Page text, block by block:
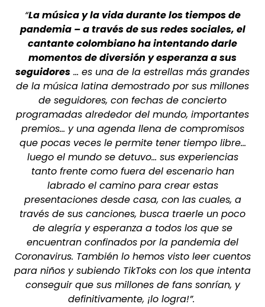
“La música y la vida durante los tiempos de
pandemia – a través de sus redes sociales, el
cantante colombiano ha intentando darle
momentos de diversión y esperanza a sus
seguidores … es una de la estrellas más grandes
de la música latina demostrado por sus millones
de seguidores, con fechas de concierto
programadas alrededor del mundo, importantes
premios… y una agenda llena de compromisos
que pocas veces le permite tener tiempo libre…
luego el mundo se detuvo… sus experiencias
tanto frente como fuera del escenario han
labrado el camino para crear estas
presentaciones desde casa, con las cuales, a
través de sus canciones, busca traerle un poco
de alegría y esperanza a todos los que se
encuentran confinados por la pandemia del
Coronavirus. También lo hemos visto leer cuentos
para niños y subiendo TikToks con los que intenta
conseguir que sus millones de fans sonrían, y
definitivamente, ¡lo logra!”.